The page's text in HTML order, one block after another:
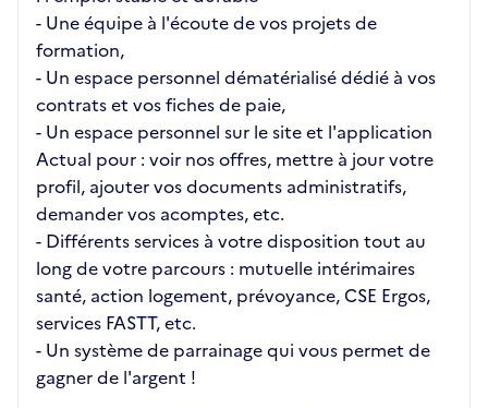
- Une équipe à l'écoute de vos projets de
formation,
- Un espace personnel dématérialisé dédié à vos
contrats et vos fiches de paie,
- Un espace personnel sur le site et l'application
Actual pour : voir nos offres, mettre à jour votre
profil, ajouter vos documents administratifs,
demander vos acomptes, etc.
- Différents services à votre disposition tout au
long de votre parcours : mutuelle intérimaires
santé, action logement, prévoyance, CSE Ergos,
services FASTT, etc.
- Un système de parrainage qui vous permet de
gagner de l'argent !